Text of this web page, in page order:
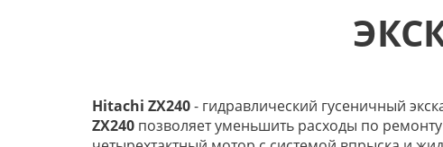
Hitachi ZX240- гидравлический гусеничный
ZX240 позволяет уменьшить расходы по